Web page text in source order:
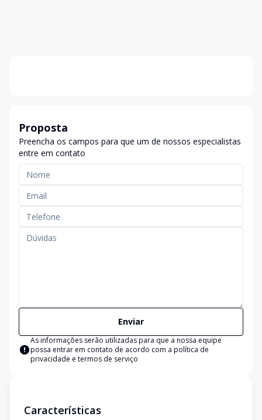
Proposta
Preencha os campos para que um de nossos especialistas
entre em contato
Enviar
As informações serão utilizadas para que a nossa equipe
possa entrar em contato de acordo com a política de
privacidade e termos de serviço
Características